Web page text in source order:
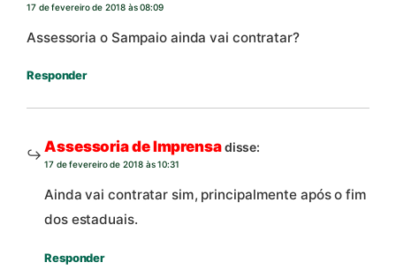
17 de fevereiro de 2018 às 08:09
Assessoria o Sampaio ainda vai contratar?
Responder
Assessoria de Imprensadisse:
17 de fevereiro de 2018 às 10:31
Ainda vai contratar sim, principalmente após o fim
dos estaduais.
Responder